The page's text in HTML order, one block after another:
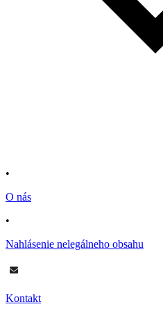
•
O nás
•
Nahlásenie nelegálneho obsahu
Kontakt